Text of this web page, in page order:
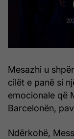
Mesazhi u
cilët e panë si
emocionale që
Barcelonën,
Ndërkohë,